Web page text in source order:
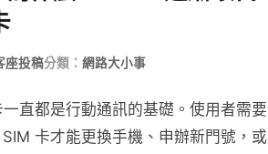
座投稿分類： 網路大小事
直都是行動通訊的基礎。使用者需要
卡才能更換手機、申辦新門號，或